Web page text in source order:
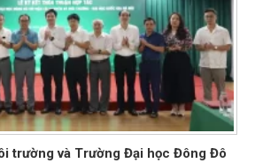
trường và Trường Đại học Đông Đô